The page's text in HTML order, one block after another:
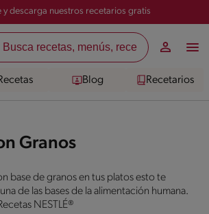
y descarga nuestros recetarios gratis
Blog Recetarios
Granos
base de granos en tus platos esto te
de las bases de la alimentación humana.
NESTLÉ®